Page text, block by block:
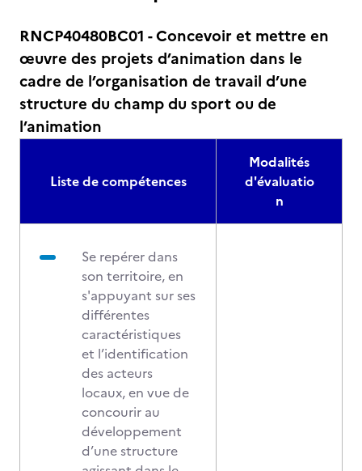
RNCP40480BC01 - Concevoir et mettre en
œuvre des projets d’animation dans le
cadre de l’organisation de travail d’une
structure du champ du sport ou de
l’animation
Liste de compétences
Modalités
d'évaluatio
n
Se repérer dans
son territoire, en
s'appuyant sur ses
différentes
caractéristiques
et l’identification
des acteurs
locaux, en vue de
concourir au
développement
d’une structure